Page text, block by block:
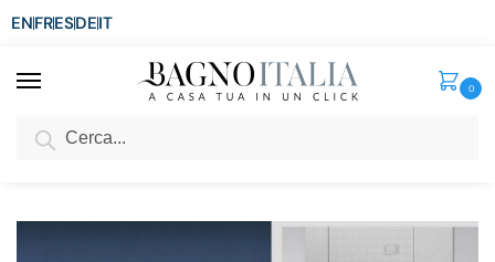
ENFRESDEIT
0
SCONTO del 3%